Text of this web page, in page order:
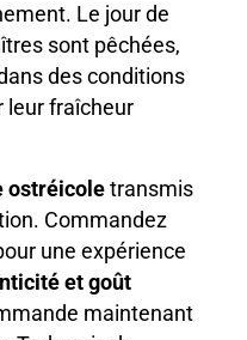
Le jour de
sont pêchées,
des conditions
leur fraîcheur
ostréicoletransmis
Commandez
une expérience
et goût
maintenant